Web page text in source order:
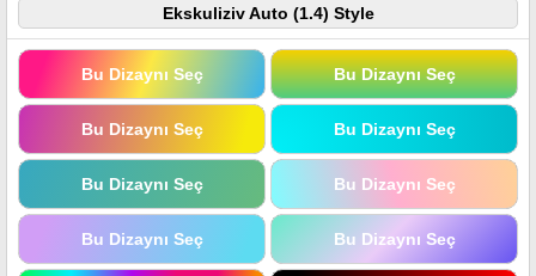
Ekskuliziv Auto (1.4) Style
Bu Dizaynı Seç Bu Dizaynı Seç
Bu Dizaynı Seç Bu Dizaynı Seç
Bu Dizaynı Seç Bu Dizaynı Seç
Bu Dizaynı Seç Bu Dizaynı Seç